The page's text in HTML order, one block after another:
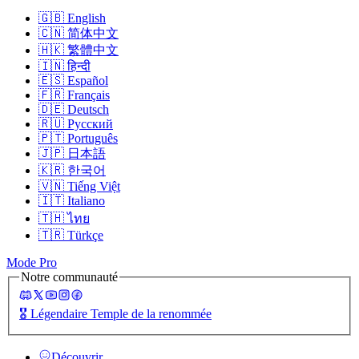
🇬🇧 English
🇨🇳 简体中文
🇭🇰 繁體中文
🇮🇳 हिन्दी
🇪🇸 Español
🇫🇷 Français
🇩🇪 Deutsch
🇷🇺 Русский
🇵🇹 Português
🇯🇵 日本語
🇰🇷 한국어
🇻🇳 Tiếng Việt
🇮🇹 Italiano
🇹🇭 ไทย
🇹🇷 Türkçe
Mode Pro
Notre communauté
🎖️ Légendaire Temple de la renommée